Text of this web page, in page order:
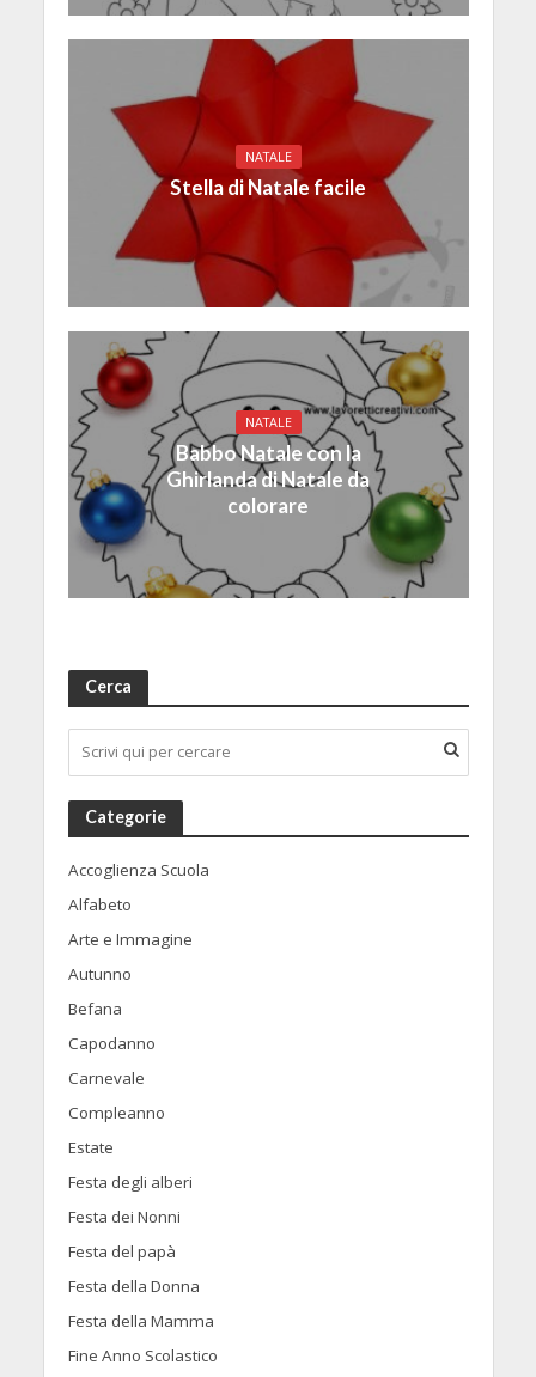
NATALE
Stella di Natale facile
NATALE
Babbo Natale con la
Ghirlanda di Natale da
colorare
Cerca
Categorie
Accoglienza Scuola
Alfabeto
Arte e Immagine
Autunno
Befana
Capodanno
Carnevale
Compleanno
Estate
Festa degli alberi
Festa dei Nonni
Festa del papà
Festa della Donna
Festa della Mamma
Fine Anno Scolastico